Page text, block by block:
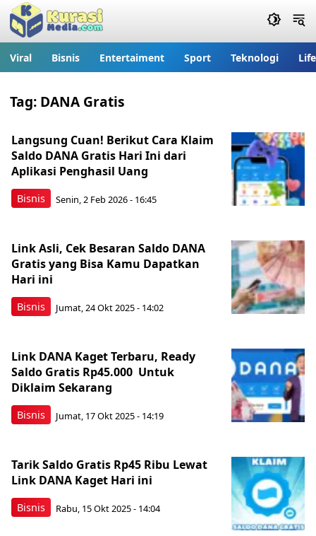
Viral Bisnis Entertaiment Sport Teknologi
Tag: DANA Gratis
Bisnis
Langsung Cuan! Berikut Cara Klaim
Saldo DANA Gratis Hari Ini dari
Aplikasi Penghasil Uang
Senin, 2 Feb 2026 - 16:45
Bisnis
Link Asli, Cek Besaran Saldo DANA
Gratis yang Bisa Kamu Dapatkan
Hari ini
Jumat, 24 Okt 2025 - 14:02
Bisnis
Link DANA Kaget Terbaru, Ready
Saldo Gratis Rp45.000 Untuk
Diklaim Sekarang
Jumat, 17 Okt 2025 - 14:19
Bisnis
Tarik Saldo Gratis Rp45 Ribu Lewat
Link DANA Kaget Hari ini
Rabu, 15 Okt 2025 - 14:04